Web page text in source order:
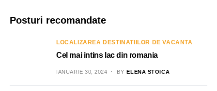
Posturi recomandate
LOCALIZAREA DESTINATIILOR DE VACANTA
Cel mai intins lac din romania
IANUARIE 30, 2024 BY ELENA STOICA